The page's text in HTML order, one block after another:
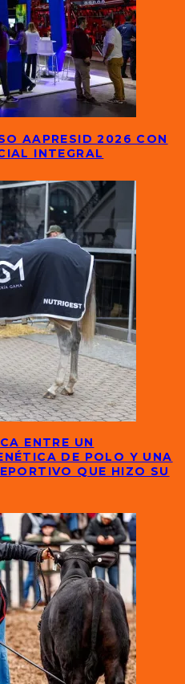
AAPRESID 2026 CON
INTEGRAL
ENTRE UN
DE POLO Y UNA
QUE HIZO SU